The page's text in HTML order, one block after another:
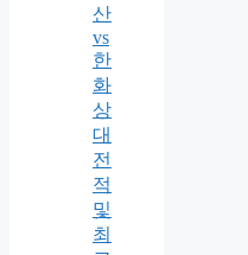
산
vs
한
화
상
대
전
적
및
최